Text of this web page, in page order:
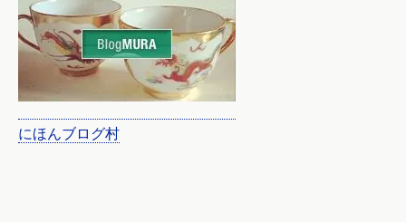
にほんブログ村